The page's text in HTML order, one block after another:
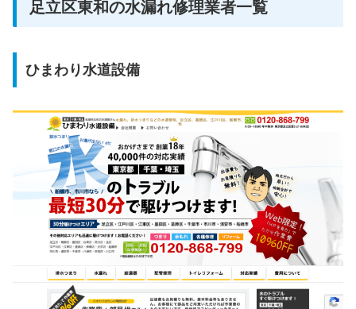
足立区東和の水漏れ修理業者一覧
ひまわり水道設備